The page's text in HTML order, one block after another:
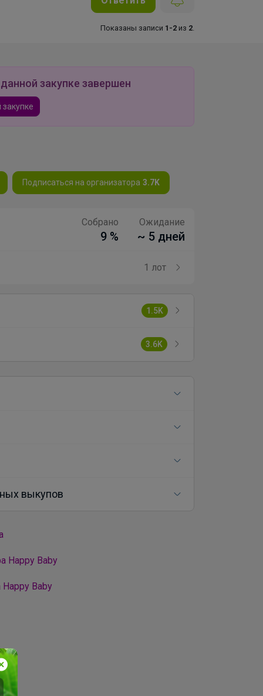
Показаны записи 1-2 из 2
закупке завершен
Подписаться на организатора 3.7K
Собрано
9 %
Ожидание
~ 5 дней
1 лот
1.5K
3.6K
выкупов
Happy Baby
Happy Baby